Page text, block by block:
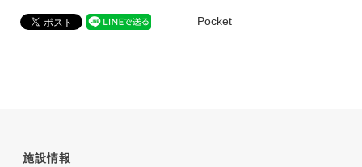
Pocket
施設情報